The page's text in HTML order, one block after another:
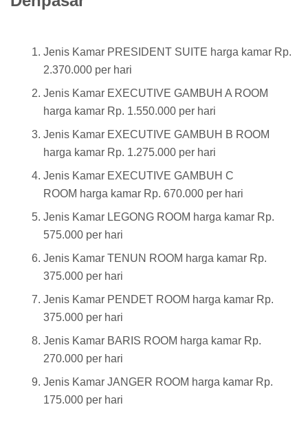
Jenis Kamar PRESIDENT SUITE harga kamar Rp.
2.370.000 per hari
Jenis Kamar EXECUTIVE GAMBUH A ROOM
harga kamar Rp. 1.550.000 per hari
Jenis Kamar EXECUTIVE GAMBUH B ROOM
harga kamar Rp. 1.275.000 per hari
Jenis Kamar EXECUTIVE GAMBUH C
ROOM harga kamar Rp. 670.000 per hari
Jenis Kamar LEGONG ROOM harga kamar Rp.
575.000 per hari
Jenis Kamar TENUN ROOM harga kamar Rp.
375.000 per hari
Jenis Kamar PENDET ROOM harga kamar Rp.
375.000 per hari
Jenis Kamar BARIS ROOM harga kamar Rp.
270.000 per hari
Jenis Kamar JANGER ROOM harga kamar Rp.
175.000 per hari